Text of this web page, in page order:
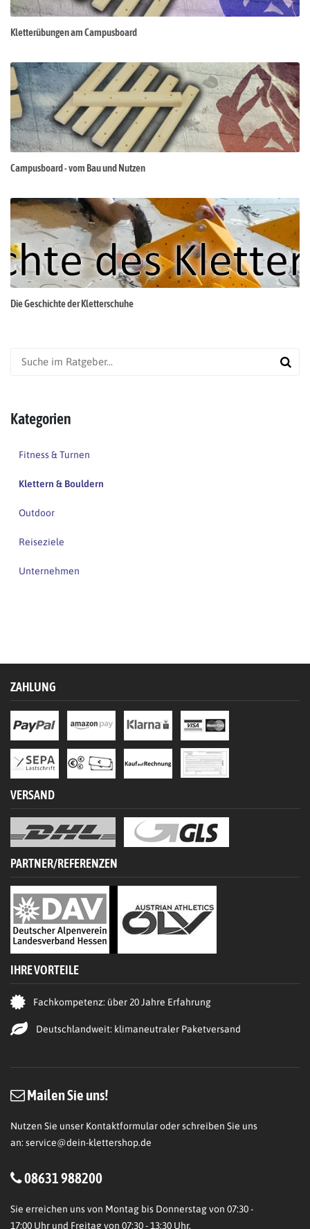
Kletterübungen am Campusboard
Campusboard - vom Bau und Nutzen
Die Geschichte der Kletterschuhe
Kategorien
Fitness & Turnen
Klettern & Bouldern
Outdoor
Reiseziele
Unternehmen
ZAHLUNG
VERSAND
PARTNER/REFERENZEN
IHRE VORTEILE
Fachkompetenz: über 20 Jahre Erfahrung
Deutschlandweit: klimaneutraler Paketversand
Mailen Sie uns!
Nutzen Sie unser Kontaktformular oder schreiben Sie uns
an: service@dein-klettershop.de
08631 988200
Sie erreichen uns von Montag bis Donnerstag von 07:30 -
17:00 Uhr und Freitag von 07:30 - 13:30 Uhr.